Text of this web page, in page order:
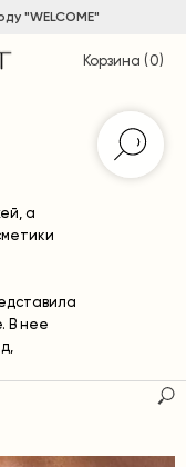
"WELCOME"
Корзина ( 0)
а
В нее
и целую